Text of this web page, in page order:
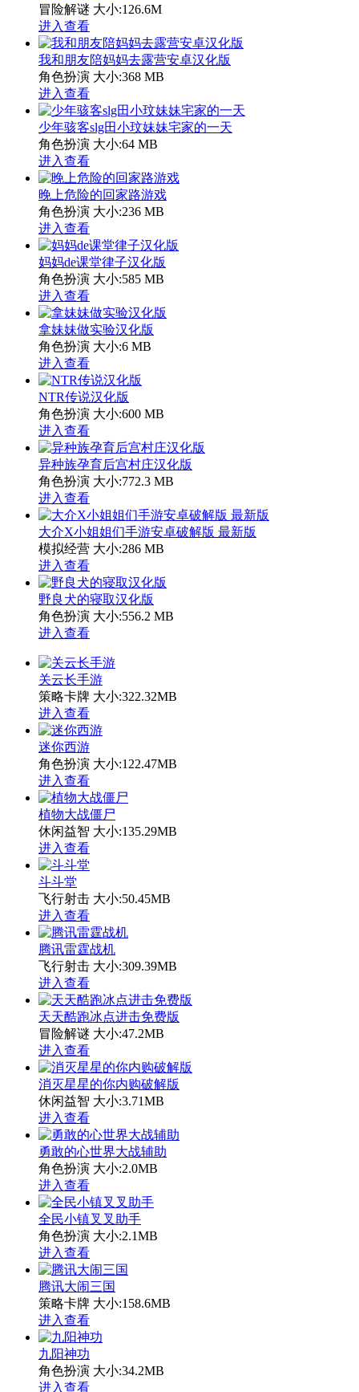
冒险解谜 大小:126.6M
进入查看
我和朋友陪妈妈去露营安卓汉化版
角色扮演 大小:368 MB
进入查看
少年骇客slg田小玟妹妹宅家的一天
角色扮演 大小:64 MB
进入查看
晚上危险的回家路游戏
角色扮演 大小:236 MB
进入查看
妈妈de课堂律子汉化版
角色扮演 大小:585 MB
进入查看
拿妹妹做实验汉化版
角色扮演 大小:6 MB
进入查看
NTR传说汉化版
角色扮演 大小:600 MB
进入查看
异种族孕育后宫村庄汉化版
角色扮演 大小:772.3 MB
进入查看
大介X小姐姐们手游安卓破解版 最新版
模拟经营 大小:286 MB
进入查看
野良犬的寝取汉化版
角色扮演 大小:556.2 MB
进入查看
关云长手游
策略卡牌 大小:322.32MB
进入查看
迷你西游
角色扮演 大小:122.47MB
进入查看
植物大战僵尸
休闲益智 大小:135.29MB
进入查看
斗斗堂
飞行射击 大小:50.45MB
进入查看
腾讯雷霆战机
飞行射击 大小:309.39MB
进入查看
天天酷跑冰点进击免费版
冒险解谜 大小:47.2MB
进入查看
消灭星星的你内购破解版
休闲益智 大小:3.71MB
进入查看
勇敢的心世界大战辅助
角色扮演 大小:2.0MB
进入查看
全民小镇叉叉助手
角色扮演 大小:2.1MB
进入查看
腾讯大闹三国
策略卡牌 大小:158.6MB
进入查看
九阳神功
角色扮演 大小:34.2MB
进入查看